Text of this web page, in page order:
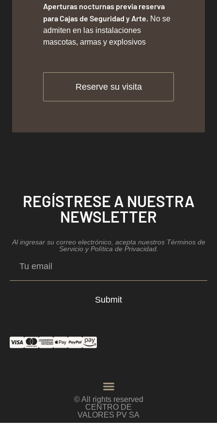
Aperturas nocturnas previa reserva
para Cajas de Seguridad y Arte. No se
admiten en las instalaciones
mascotas, armas y explosivos
Reserve su visita
REGÍSTRESE A NUESTRA
NEWSLETTER
Al ingresar su correo electrónico, acepta nuestros Términos de
Servicio y Política de Privacidad.
Submit
© All rights reserved
CENTRO DE
VALORES PV SA